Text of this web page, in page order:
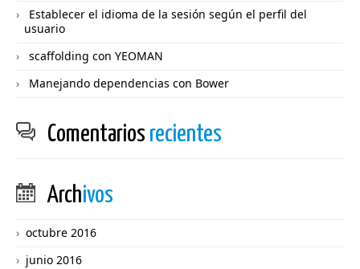
Establecer el idioma de la sesión según el perfil del
usuario
scaffolding con YEOMAN
Manejando dependencias con Bower
Comentarios recientes
Archivos
octubre 2016
junio 2016